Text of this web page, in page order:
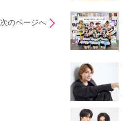
次のページへ